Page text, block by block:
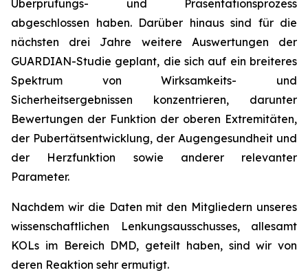
Überprüfungs- und Präsentationsprozess
abgeschlossen haben. Darüber hinaus sind für die
nächsten drei Jahre weitere Auswertungen der
GUARDIAN-Studie geplant, die sich auf ein breiteres
Spektrum von Wirksamkeits- und
Sicherheitsergebnissen konzentrieren, darunter
Bewertungen der Funktion der oberen Extremitäten,
der Pubertätsentwicklung, der Augengesundheit und
der Herzfunktion sowie anderer relevanter
Parameter.
Nachdem wir die Daten mit den Mitgliedern unseres
wissenschaftlichen Lenkungsausschusses, allesamt
KOLs im Bereich DMD, geteilt haben, sind wir von
deren Reaktion sehr ermutigt.